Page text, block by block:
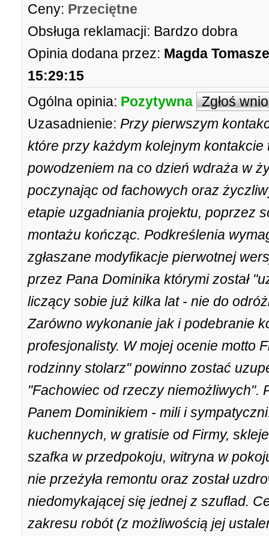
Ceny: Przeciętne
Obsługa reklamacji: Bardzo dobra
Opinia dodana przez: Magda
15:29:15
Ogólna opinia: Pozytywna Zgłoś
Uzasadnienie: Przy pierwszym
które przy każdym kolejnym kontakcie
powodzeniem na co dzień wdraża w
poczynając od fachowych oraz
etapie uzgadniania projektu, poprzez
montażu kończąc. Podkreślenia
zgłaszane modyfikacje pierwotnej
przez Pana Dominika którymi został
liczący sobie już kilka lat - nie do
Zarówno wykonanie jak i podebranie
profesjonalisty. W mojej ocenie motto
rodzinny stolarz" powinno zostać
"Fachowiec od rzeczy niemożliwych".
Panem Dominikiem - mili i
kuchennych, w gratisie od Firmy,
szafka w przedpokoju, witryna w
nie przeżyła remontu oraz został
niedomykającej się jednej z szuflad.
zakresu robót (z możliwością jej